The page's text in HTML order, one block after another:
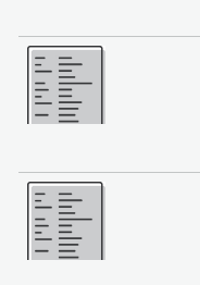
Rohkem
Rohkem